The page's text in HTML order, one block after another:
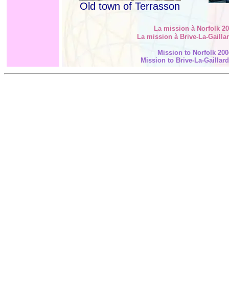
Old town of Terrasson
La mission à Norfolk
La mission à Brive-La-
Mission to Norfolk
Mission to Brive-La-